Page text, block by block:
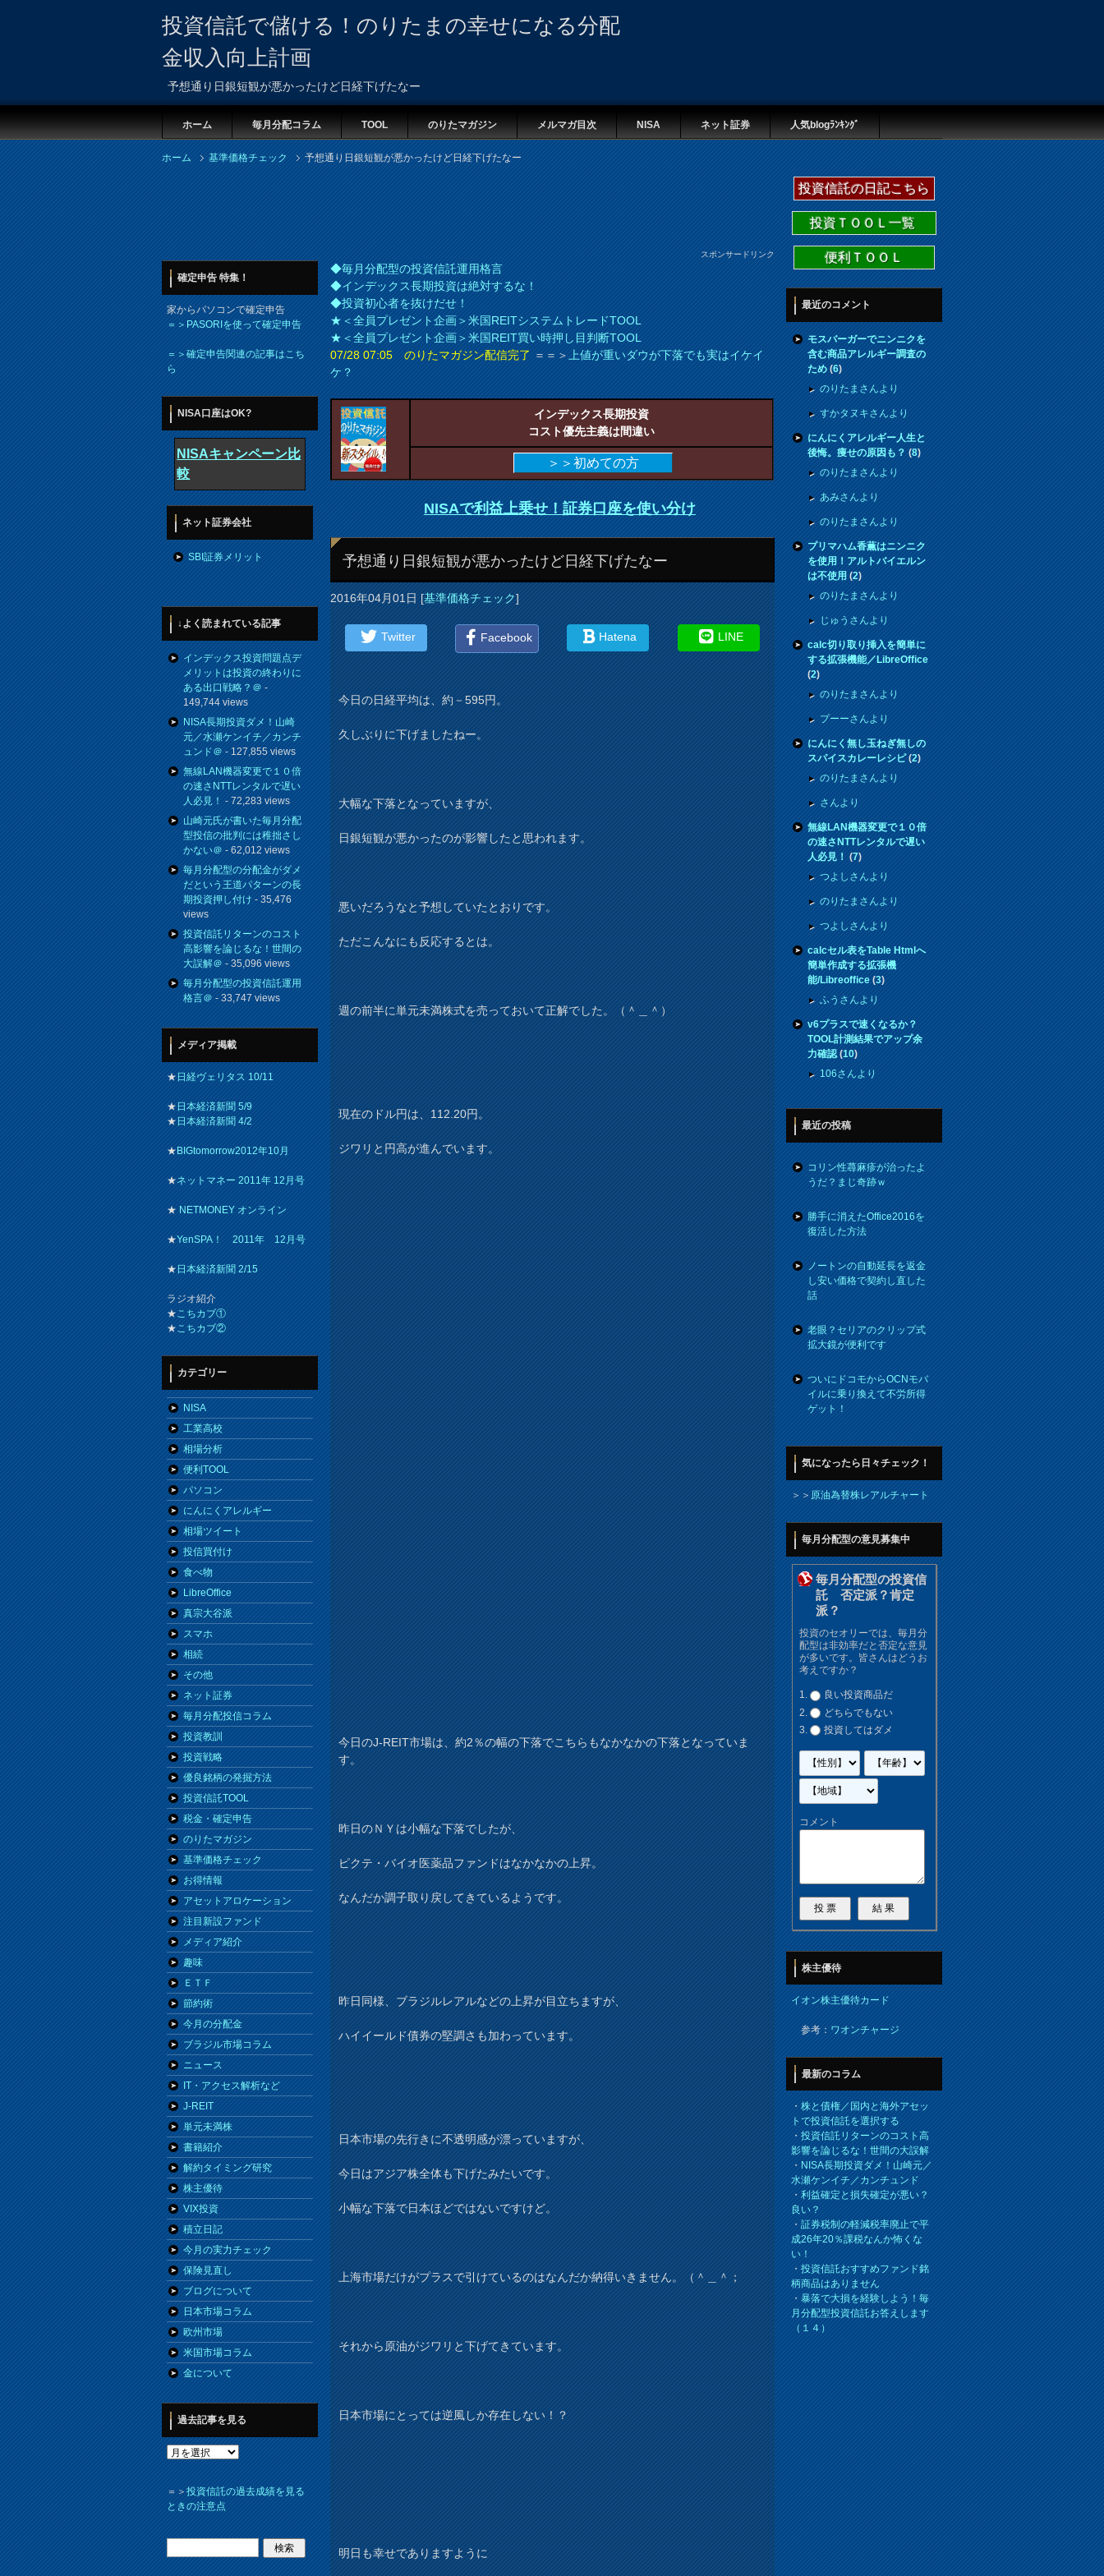
投資信託で儲ける！のりたまの幸せになる分配
金収入向上計画
予想通り日銀短観が悪かったけど日経下げたなー
ホーム 毎月分配コラム TOOL のりたマガジン メルマガ目次 NISA ネット証券 人気blogﾗﾝｷﾝｸﾞ
ホーム 基準価格チェック 予想通り日銀短観が悪かったけど日経下げたなー
スポンサードリンク
◆毎月分配型の投資信託運用格言
◆インデックス長期投資は絶対するな！
◆投資初心者を抜けだせ！
★＜全員プレゼント企画＞米国REITシステムトレードTOOL
★＜全員プレゼント企画＞米国REIT買い時押し目判断TOOL
07/28 07:05 のりたマガジン配信完了＝＝＞上値が重いダウが下落でも実はイケイ
ケ？
インデックス長期投資
コスト優先主義は間違い
＞＞初めての方
NISAで利益上乗せ！証券口座を使い分け
予想通り日銀短観が悪かったけど日経下げたなー
2016年04月01日[基準価格チェック]
Twitter Facebook Hatena LINE
今日の日経平均は、約－595円。
久しぶりに下げましたねー。
大幅な下落となっていますが、
日銀短観が悪かったのが影響したと思われます。
悪いだろうなと予想していたとおりです。
ただこんなにも反応するとは。
週の前半に単元未満株式を売っておいて正解でした。（＾＿＾）
現在のドル円は、112.20円。
ジワリと円高が進んでいます。
今日のJ-REIT市場は、約2％の幅の下落でこちらもなかなかの下落となっていま
す。
昨日のＮＹは小幅な下落でしたが、
ピクテ・バイオ医薬品ファンドはなかなかの上昇。
なんだか調子取り戻してきているようです。
昨日同様、ブラジルレアルなどの上昇が目立ちますが、
ハイイールド債券の堅調さも加わっています。
日本市場の先行きに不透明感が漂っていますが、
今日はアジア株全体も下げたみたいです。
小幅な下落で日本ほどではないですけど。
上海市場だけがプラスで引けているのはなんだか納得いきません。（＾＿＾；
それから原油がジワリと下げてきています。
日本市場にとっては逆風しか存在しない！？
明日も幸せでありますように
確定申告 特集！
家からパソコンで確定申告
＝＞PASORIを使って確定申告
＝＞確定申告関連の記事はこち
ら
NISA口座はOK?
NISAキャンペーン比
較
ネット証券会社
SBI証券メリット
↓よく読まれている記事
インデックス投資問題点デ
メリットは投資の終わりに
ある出口戦略？＠-
149,744 views
NISA長期投資ダメ！山崎
元／水瀬ケンイチ／カンチ
ュンド＠- 127,855 views
無線LAN機器変更で１０倍
の速さNTTレンタルで遅い
人必見！- 72,283 views
山崎元氏が書いた毎月分配
型投信の批判には稚拙さし
かない＠- 62,012 views
毎月分配型の分配金がダメ
だという王道パターンの長
期投資押し付け- 35,476
views
投資信託リターンのコスト
高影響を論じるな！世間の
大誤解＠- 35,096 views
毎月分配型の投資信託運用
格言＠- 33,747 views
メディア掲載
★日経ヴェリタス 10/11
★日本経済新聞 5/9
★日本経済新聞 4/2
★BIGtomorrow2012年10月
★ネットマネー 2011年 12月号
★NETMONEY オンライン
★YenSPA！ 2011年 12月号
★日本経済新聞 2/15
ラジオ紹介
★こちカブ①
★こちカブ②
カテゴリー
NISA
工業高校
相場分析
便利TOOL
パソコン
にんにくアレルギー
相場ツイート
投信買付け
食べ物
LibreOffice
真宗大谷派
スマホ
相続
その他
ネット証券
毎月分配投信コラム
投資教訓
投資戦略
優良銘柄の発掘方法
投資信託TOOL
税金・確定申告
のりたマガジン
基準価格チェック
お得情報
アセットアロケーション
注目新設ファンド
メディア紹介
趣味
ＥＴＦ
節約術
今月の分配金
ブラジル市場コラム
ニュース
IT・アクセス解析など
J-REIT
単元未満株
書籍紹介
解約タイミング研究
株主優待
VIX投資
積立日記
今月の実力チェック
保険見直し
ブログについて
日本市場コラム
欧州市場
米国市場コラム
金について
過去記事を見る
＝＞投資信託の過去成績を見る
ときの注意点
投資信託の日記こちら
投資ＴＯＯＬ一覧
便利ＴＯＯＬ
最近のコメント
モスバーガーでニンニクを
含む商品アレルギー調査の
ため(6)
のりたまさんより
すかタヌキさんより
にんにくアレルギー人生と
後悔。痩せの原因も？(8)
のりたまさんより
あみさんより
のりたまさんより
プリマハム香薫はニンニク
を使用！アルトバイエルン
は不使用(2)
のりたまさんより
じゅうさんより
calc切り取り挿入を簡単に
する拡張機能／LibreOffice
(2)
のりたまさんより
プーーさんより
にんにく無し玉ねぎ無しの
スパイスカレーレシピ(2)
のりたまさんより
さんより
無線LAN機器変更で１０倍
の速さNTTレンタルで遅い
人必見！(7)
つよしさんより
のりたまさんより
つよしさんより
calcセル表をTable Htmlへ
簡単作成する拡張機
能/Libreoffice(3)
ふうさんより
v6プラスで速くなるか？
TOOL計測結果でアップ余
力確認(10)
106さんより
最近の投稿
コリン性蕁麻疹が治ったよ
うだ？まじ奇跡ｗ
勝手に消えたOffice2016を
復活した方法
ノートンの自動延長を返金
し安い価格で契約し直した
話
老眼？セリアのクリップ式
拡大鏡が便利です
ついにドコモからOCNモバ
イルに乗り換えて不労所得
ゲット！
気になったら日々チェック！
＞＞原油為替株レアルチャート
毎月分配型の意見募集中
毎月分配型の投資信
託 否定派？肯定
派？
投資のセオリーでは、毎月分
配型は非効率だと否定な意見
が多いです。皆さんはどうお
考えですか？
良い投資商品だ
どちらでもない
投資してはダメ
コメント
株主優待
イオン株主優待カード
参考：ワオンチャージ
最新のコラム
・株と債権／国内と海外アセッ
トで投資信託を選択する
・投資信託リターンのコスト高
影響を論じるな！世間の大誤解
・NISA長期投資ダメ！山崎元／
水瀬ケンイチ／カンチュンド
・利益確定と損失確定が悪い？
良い？
・証券税制の軽減税率廃止で平
成26年20％課税なんか怖くな
い！
・投資信託おすすめファンド銘
柄商品はありません
・暴落で大損を経験しよう！毎
月分配型投資信託お答えします
（１４）